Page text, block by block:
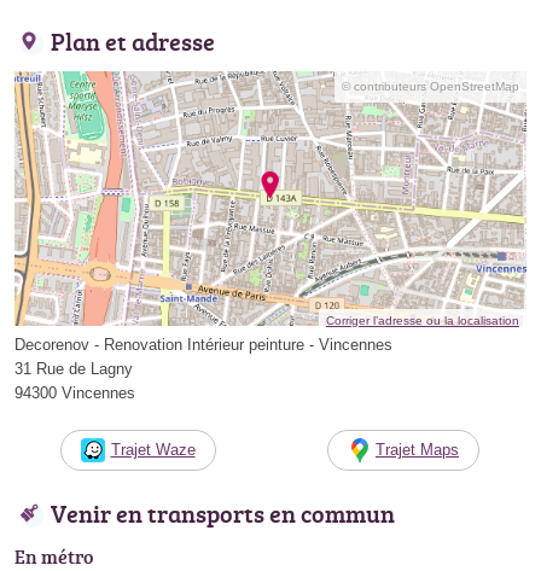
Plan et adresse
© contributeurs OpenStreetMap
Corriger l’adresse ou la localisation
Decorenov - Renovation Intérieur peinture - Vincennes
31 Rue de Lagny
94300 Vincennes
Trajet Waze Trajet Maps
Venir en transports en commun
En métro